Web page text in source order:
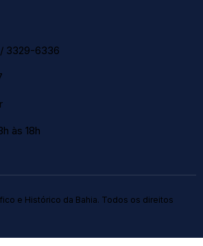
/ 3329-6336
às 18h
e Histórico da Bahia. Todos os direitos